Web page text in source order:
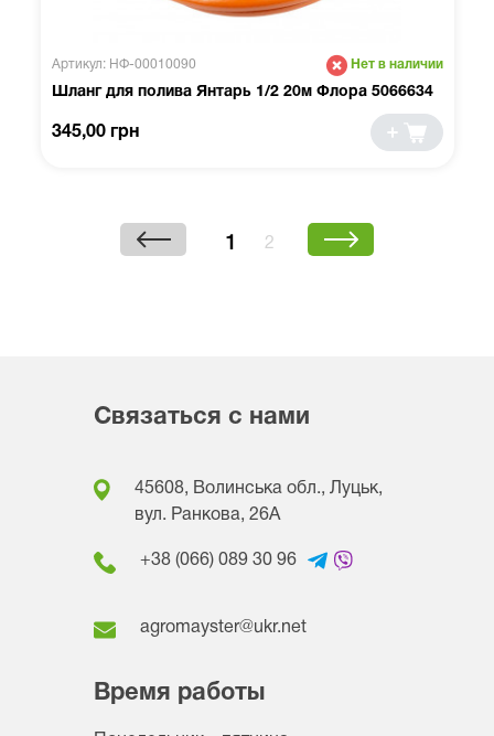
Артикул: НФ-00010090 Нет в наличии
Шланг для полива Янтарь 1/2 20м Флора 5066634
345,00 грн
1 2
Связаться с нами
45608, Волинська обл., Луцьк,
вул. Ранкова, 26A
+38 (066) 089 30 96
agromayster@ukr.net
Время работы